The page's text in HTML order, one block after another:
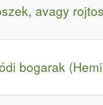
avagy
bogarak